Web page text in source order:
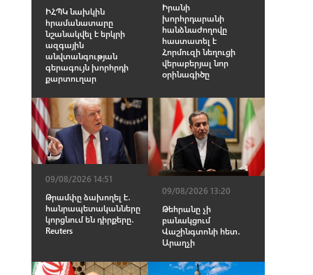
ԻՀՊԿ նախկին
հրամանատարը
նշանակվել է երկրի
ազգային
անվտանգության
գերագույն խորհրդի
քարտուղար
Իրանի
խորհրդարանի
հանձնաժողովը
հաստատել է
Հորմուզի նեղուցի
վերաբերյալ նոր
օրինագիծը
09/08/2026 14:51
Թրամփը ձախողել է․
հանրապետականները
կորցնում են դիրքերը․
Reuters
09/08/2026 13:20
Թեհրանը չի
բանակցում
Վաշինգտոնի հետ․
Արաղչի